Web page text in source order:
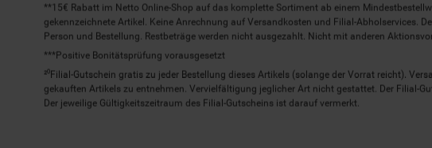
**15€ Rabatt im Netto Online-Shop auf das komplette Sortiment ab einem
gekennzeichnete Artikel. Keine Anrechnung auf Versandkosten und Filial-Abholservices.
Person und Bestellung. Restbeträge werden nicht ausgezahlt. Nicht mit anderen
***Positive Bonitätsprüfung vorausgesetzt
²⁰Filial-Gutschein gratis zu jeder Bestellung dieses Artikels (solange der Vorrat reicht).
gekauften Artikels zu entnehmen. Vervielfältigung jeglicher Art nicht gestattet. Der Filial-
Der jeweilige Gültigkeitszeitraum des Filial-Gutscheins ist darauf vermerkt.